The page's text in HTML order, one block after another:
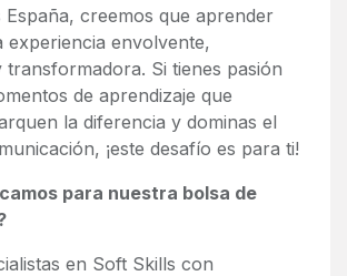
España, creemos que aprender
experiencia envolvente,
transformadora. Si tienes pasión
de aprendizaje que
la diferencia y dominas el
¡este desafío es para ti!
para nuestra bolsa de
en Soft Skills con